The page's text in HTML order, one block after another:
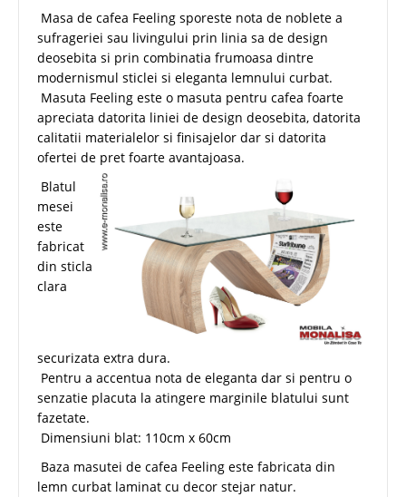
Masa de cafea Feeling sporeste nota de noblete a
sufrageriei sau livingului prin linia sa de design
deosebita si prin combinatia frumoasa dintre
modernismul sticlei si eleganta lemnului curbat.
Masuta Feeling este o masuta pentru cafea foarte
apreciata datorita liniei de design deosebita, datorita
calitatii materialelor si finisajelor dar si datorita
ofertei de pret foarte avantajoasa.
Blatul
mesei
este
fabricat
din sticla
clara
securizata extra dura.
Pentru a accentua nota de eleganta dar si pentru o
senzatie placuta la atingere marginile blatului sunt
fazetate.
Dimensiuni blat: 110cm x 60cm
Baza masutei de cafea Feeling este fabricata din
lemn curbat laminat cu decor stejar natur.